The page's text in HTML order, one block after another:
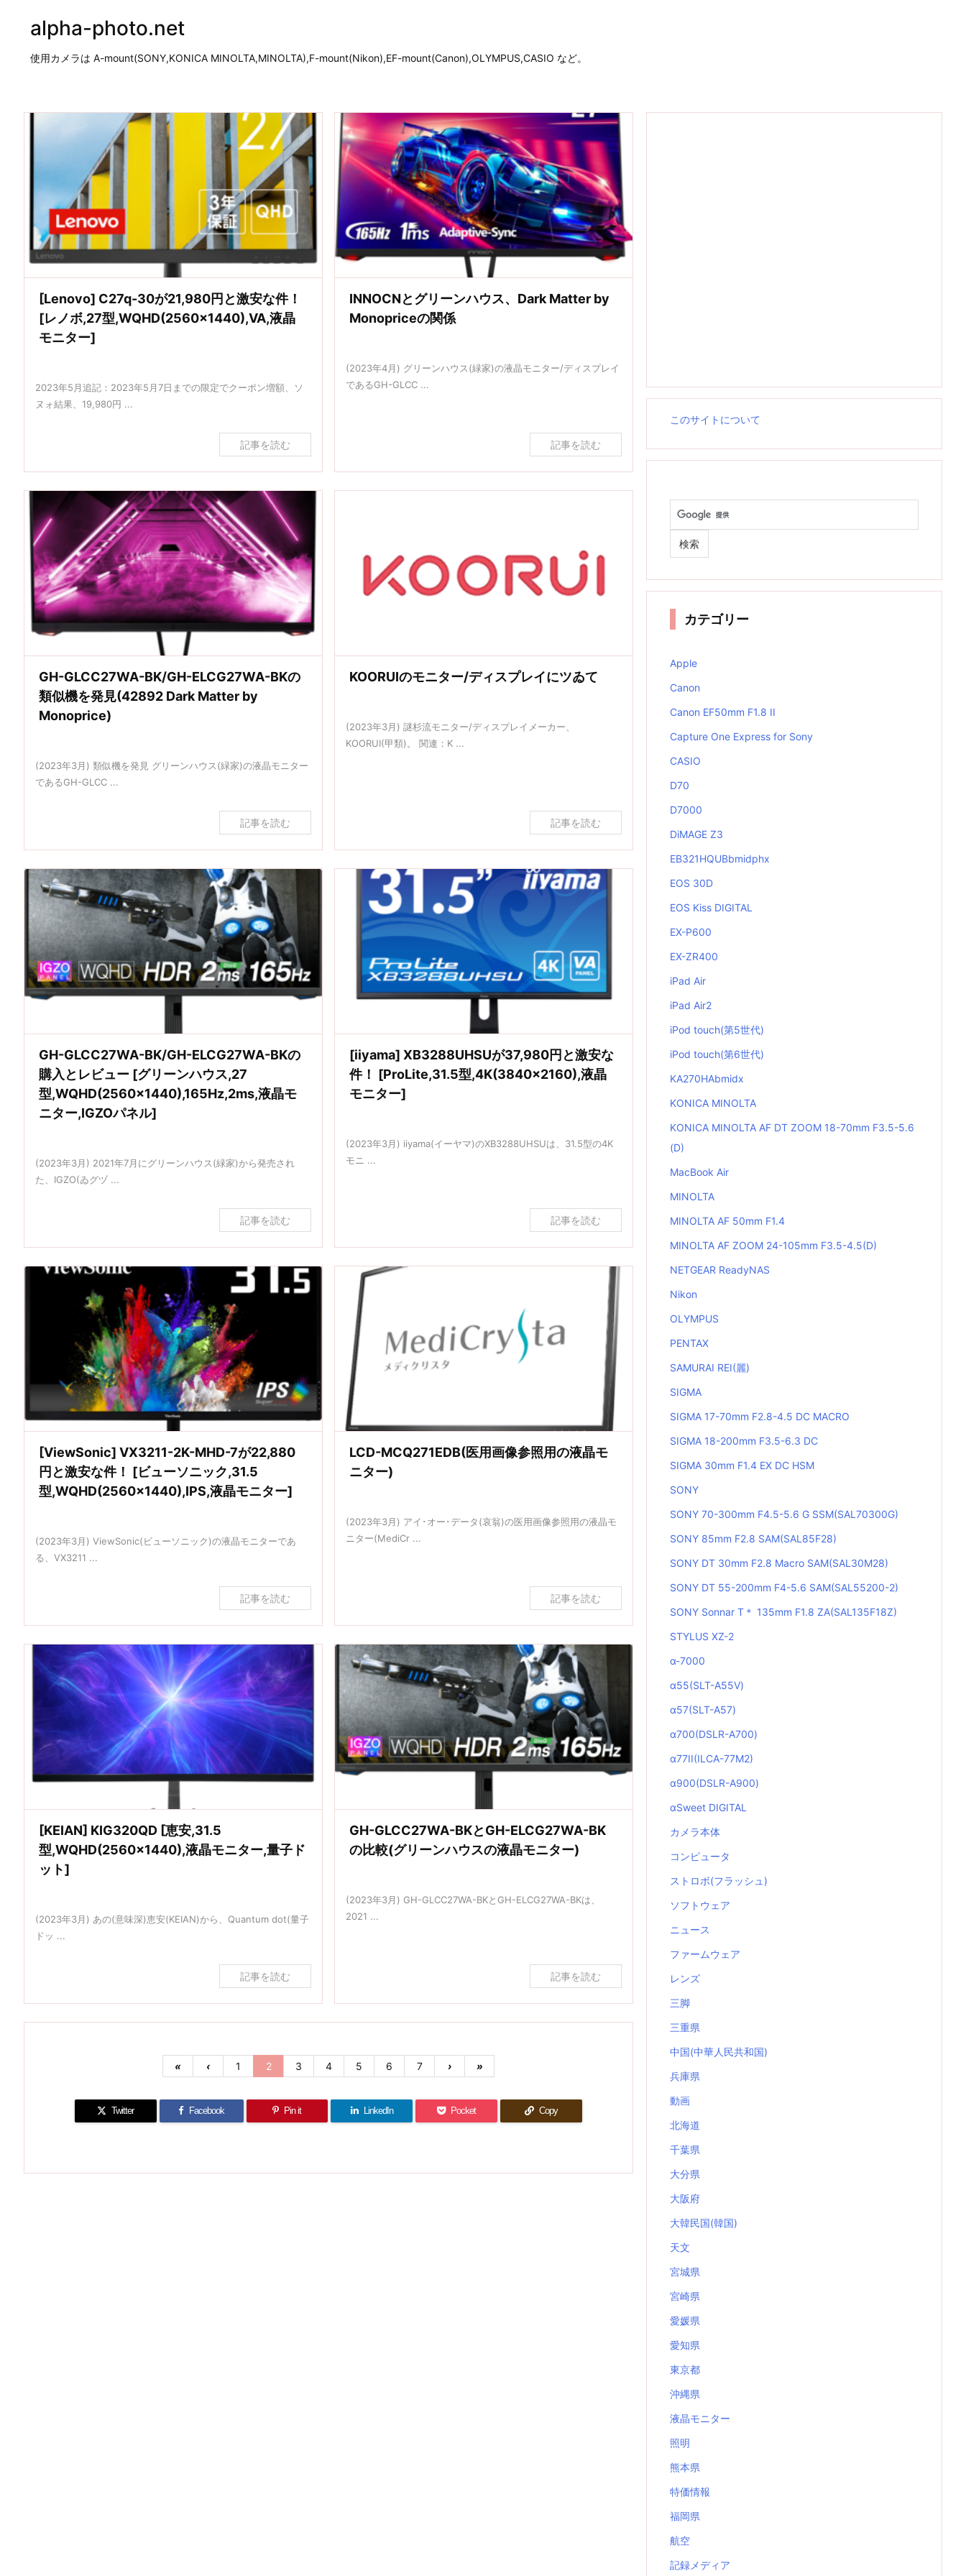
alpha-photo.net
使用カメラは A-mount(SONY,KONICA MINOLTA,MINOLTA),F-mount(Nikon),EF-mount(Canon),OLYMPUS,CASIO など。
[Lenovo] C27q-30が21,980円と激安な件！
[レノボ,27型,WQHD(2560×1440),VA,液晶
モニター]
2023年5月追記：2023年5月7日までの限定でクーポン増額、ソ
ヌォ結果、19,980円 ...
記事を読む
INNOCNとグリーンハウス、Dark Matter by
Monopriceの関係
(2023年4月) グリーンハウス(緑家)の液晶モニター/ディスプレイ
であるGH-GLCC ...
記事を読む
GH-GLCC27WA-BK/GH-ELCG27WA-BKの
類似機を発見(42892 Dark Matter by
Monoprice)
(2023年3月) 類似機を発見 グリーンハウス(緑家)の液晶モニター
であるGH-GLCC ...
記事を読む
KOORUIのモニター/ディスプレイにツゐて
(2023年3月) 謎杉流モニター/ディスプレイメーカー、
KOORUI(甲類)。 関連：K ...
記事を読む
GH-GLCC27WA-BK/GH-ELCG27WA-BKの
購入とレビュー [グリーンハウス,27
型,WQHD(2560×1440),165Hz,2ms,液晶モ
ニター,IGZOパネル]
(2023年3月) 2021年7月にグリーンハウス(緑家)から発売され
た、IGZO(ゐグヅ ...
記事を読む
[iiyama] XB3288UHSUが37,980円と激安な
件！ [ProLite,31.5型,4K(3840×2160),液晶
モニター]
(2023年3月) iiyama(イーヤマ)のXB3288UHSUは、31.5型の4K
モニ ...
記事を読む
[ViewSonic] VX3211-2K-MHD-7が22,880
円と激安な件！ [ビューソニック,31.5
型,WQHD(2560×1440),IPS,液晶モニター]
(2023年3月) ViewSonic(ビューソニック)の液晶モニターであ
る、VX3211 ...
記事を読む
LCD-MCQ271EDB(医用画像参照用の液晶モ
ニター)
(2023年3月) アイ･オー･データ(哀翁)の医用画像参照用の液晶モ
ニター(MediCr ...
記事を読む
[KEIAN] KIG320QD [恵安,31.5
型,WQHD(2560×1440),液晶モニター,量子ド
ット]
(2023年3月) あの(意味深)恵安(KEIAN)から、Quantum dot(量子
ドッ ...
記事を読む
GH-GLCC27WA-BKとGH-ELCG27WA-BK
の比較(グリーンハウスの液晶モニター)
(2023年3月) GH-GLCC27WA-BKとGH-ELCG27WA-BKは、
2021 ...
記事を読む
« ‹ 1 2 3 4 5 6 7 › »
Twitter Facebook Pin it LinkedIn Pocket Copy
このサイトについて
カテゴリー
Apple
Canon
Canon EF50mm F1.8 II
Capture One Express for Sony
CASIO
D70
D7000
DiMAGE Z3
EB321HQUBbmidphx
EOS 30D
EOS Kiss DIGITAL
EX-P600
EX-ZR400
iPad Air
iPad Air2
iPod touch(第5世代)
iPod touch(第6世代)
KA270HAbmidx
KONICA MINOLTA
KONICA MINOLTA AF DT ZOOM 18-70mm F3.5-5.6
(D)
MacBook Air
MINOLTA
MINOLTA AF 50mm F1.4
MINOLTA AF ZOOM 24-105mm F3.5-4.5(D)
NETGEAR ReadyNAS
Nikon
OLYMPUS
PENTAX
SAMURAI REI(麗)
SIGMA
SIGMA 17-70mm F2.8-4.5 DC MACRO
SIGMA 18-200mm F3.5-6.3 DC
SIGMA 30mm F1.4 EX DC HSM
SONY
SONY 70-300mm F4.5-5.6 G SSM(SAL70300G)
SONY 85mm F2.8 SAM(SAL85F28)
SONY DT 30mm F2.8 Macro SAM(SAL30M28)
SONY DT 55-200mm F4-5.6 SAM(SAL55200-2)
SONY Sonnar T＊ 135mm F1.8 ZA(SAL135F18Z)
STYLUS XZ-2
α-7000
α55(SLT-A55V)
α57(SLT-A57)
α700(DSLR-A700)
α77II(ILCA-77M2)
α900(DSLR-A900)
αSweet DIGITAL
カメラ本体
コンピュータ
ストロボ(フラッシュ)
ソフトウェア
ニュース
ファームウェア
レンズ
三脚
三重県
中国(中華人民共和国)
兵庫県
動画
北海道
千葉県
大分県
大阪府
大韓民国(韓国)
天文
宮城県
宮崎県
愛媛県
愛知県
東京都
沖縄県
液晶モニター
照明
熊本県
特価情報
福岡県
航空
記録メディア